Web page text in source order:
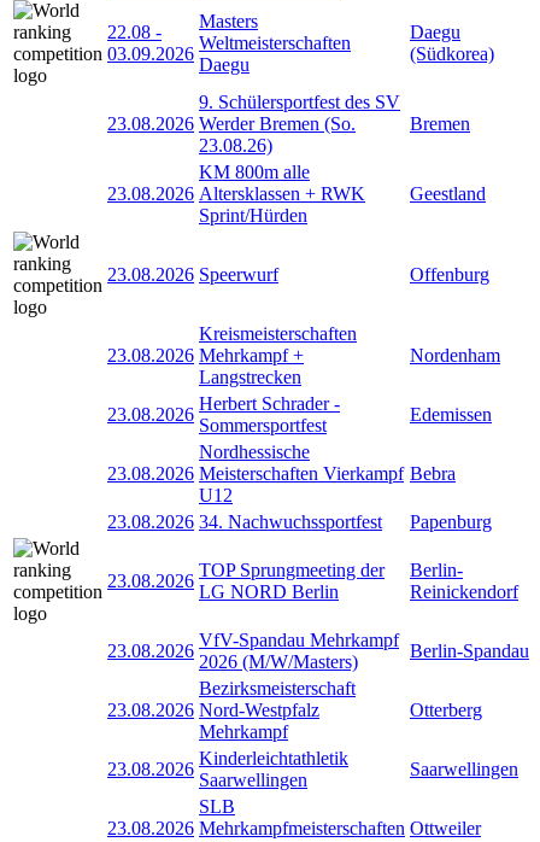
22.08 -
03.09.2026
Masters
Weltmeisterschaften
Daegu
Daegu
(Südkorea)
23.08.2026
9. Schülersportfest des SV
Werder Bremen (So.
23.08.26)
Bremen
23.08.2026
KM 800m alle
Altersklassen + RWK
Sprint/Hürden
Geestland
23.08.2026 Speerwurf Offenburg
23.08.2026
Kreismeisterschaften
Mehrkampf +
Langstrecken
Nordenham
23.08.2026
Herbert Schrader -
Sommersportfest
Edemissen
23.08.2026
Nordhessische
Meisterschaften Vierkampf
U12
Bebra
23.08.2026 34. Nachwuchssportfest Papenburg
23.08.2026
TOP Sprungmeeting der
LG NORD Berlin
Berlin-
Reinickendorf
23.08.2026
VfV-Spandau Mehrkampf
2026 (M/W/Masters)
Berlin-Spandau
23.08.2026
Bezirksmeisterschaft
Nord-Westpfalz
Mehrkampf
Otterberg
23.08.2026
Kinderleichtathletik
Saarwellingen
Saarwellingen
23.08.2026
SLB
Mehrkampfmeisterschaften Ottweiler